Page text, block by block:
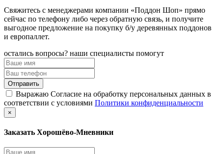
Свяжитесь с менеджерами компании «Поддон Шоп» прямо
сейчас по телефону либо через обратную связь, и получите
выгодное предложение на покупку б/у деревянных поддонов
и европаллет.
остались вопросы? наши специалисты помогут
Выражаю Согласие на обработку персональных данных в
соответствии с условиями Политики конфиденциальности
×
Заказать Хорошёво-Мневники